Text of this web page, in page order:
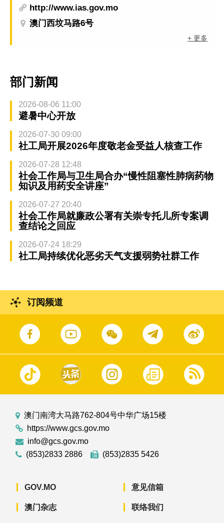
http://www.ias.gov.mo
澳门西坟马路6号
+ 更多
部门新闻
2026-08-06 11:00
避暑中心开放
2026-07-30 09:00
社工局开展2026年度敬老金受益人核查工作
2026-07-28 12:48
社会工作局与卫生局合办“慢性阻塞性肺病药物
知识及用药安全讲座”
2026-07-27 20:40
社会工作局就廉政公署有关崇专托儿所专案调
查结论之回应
2026-07-24 18:29
社工局持续优化恶劣天气支援弱势社群工作
订阅频道
澳门南湾大马路762-804号中华广场15楼
https://www.gcs.gov.mo
info@gcs.gov.mo
(853)2833 2886
(853)2835 5426
GOV.MO
澳门杂志
意见信箱
联络我们